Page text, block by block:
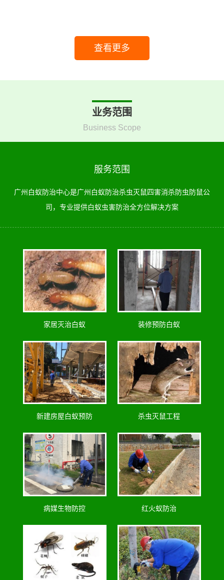
查看更多
业务范围
Business Scope
服务范围
广州白蚁防治中心是广州白蚁防治杀虫灭鼠四害消杀防虫防鼠公
司，专业提供白蚁虫害防治全方位解决方案
家居灭治白蚁 装修预防白蚁
新建房屋白蚁预防 杀虫灭鼠工程
病媒生物防控 红火蚁防治